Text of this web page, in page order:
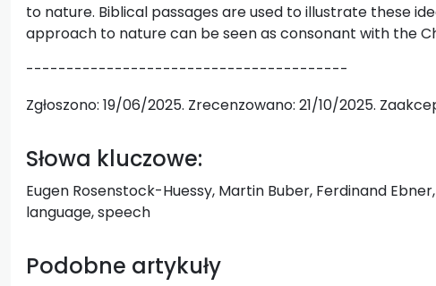
to nature. Biblical passages are used to illustrate these
approach to nature can be seen as consonant with the
----------------------------------------
Zgłoszono: 19/06/2025. Zrecenzowano: 21/10/2025.
Słowa kluczowe:
Eugen Rosenstock-Huessy, Martin Buber, Ferdinand
language, speech
Podobne artykuły